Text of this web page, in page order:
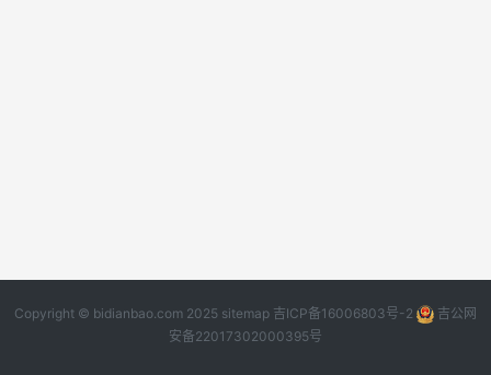
Copyright © bidianbao.com 2025 sitemap 吉ICP备16006803号-2
吉公网
安备22017302000395号